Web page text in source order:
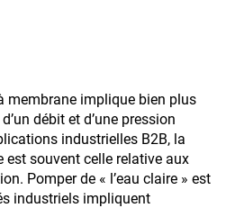
membrane implique bien plus
débit et d’une pression
industrielles B2B, la
souvent celle relative aux
Pomper de « l’eau claire » est
industriels impliquent